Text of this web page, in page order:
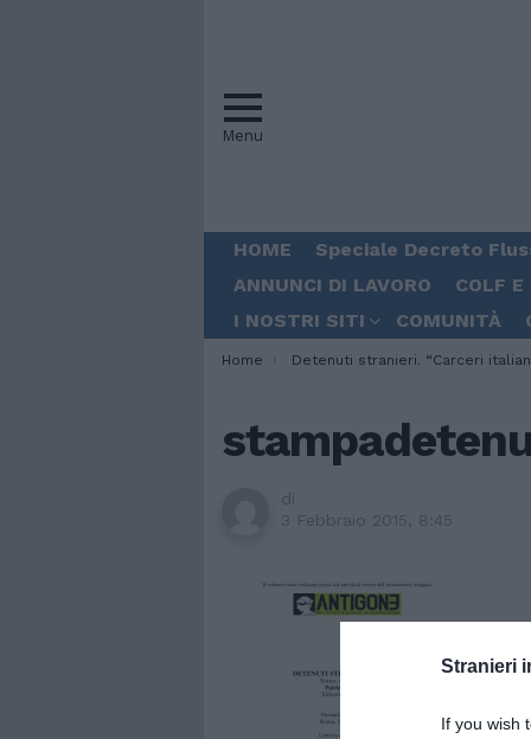
Stranieri
If you wish
Menu
HOME Speciale Decreto
ANNUNCI DI LAVORO
COLF
I NOSTRI SITI
COMUNITÀ
You are here:
Home Detenuti stranieri. “Carceri italiane inadeguate, ecco lo statuto dei
di
3 Febbraio 2015, 8:45